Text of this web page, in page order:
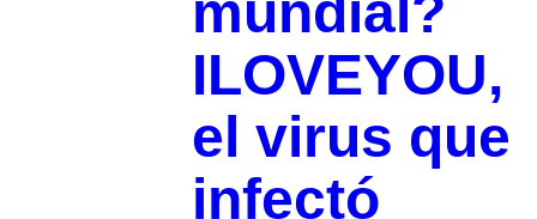
mundial?
ILOVEYOU,
el virus que
infectó